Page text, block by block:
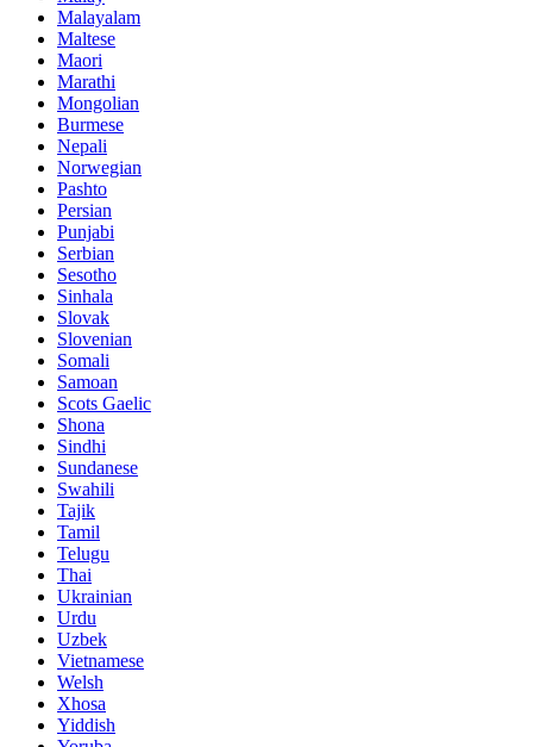
Malayalam
Maltese
Maori
Marathi
Mongolian
Burmese
Nepali
Norwegian
Pashto
Persian
Punjabi
Serbian
Sesotho
Sinhala
Slovak
Slovenian
Somali
Samoan
Scots Gaelic
Shona
Sindhi
Sundanese
Swahili
Tajik
Tamil
Telugu
Thai
Ukrainian
Urdu
Uzbek
Vietnamese
Welsh
Xhosa
Yiddish